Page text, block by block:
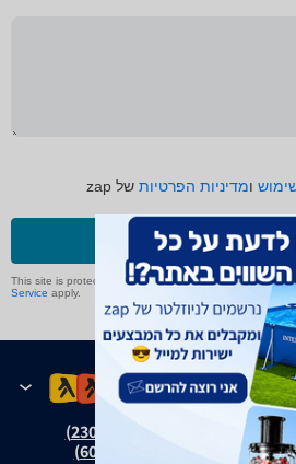
ומדיניות הפרטיות של zap
שליחה
This site is protected by reCAPTCHA and the Google
Service apply.
(ת"צ 23008-08-20)
(ת"צ 60371-12-19)